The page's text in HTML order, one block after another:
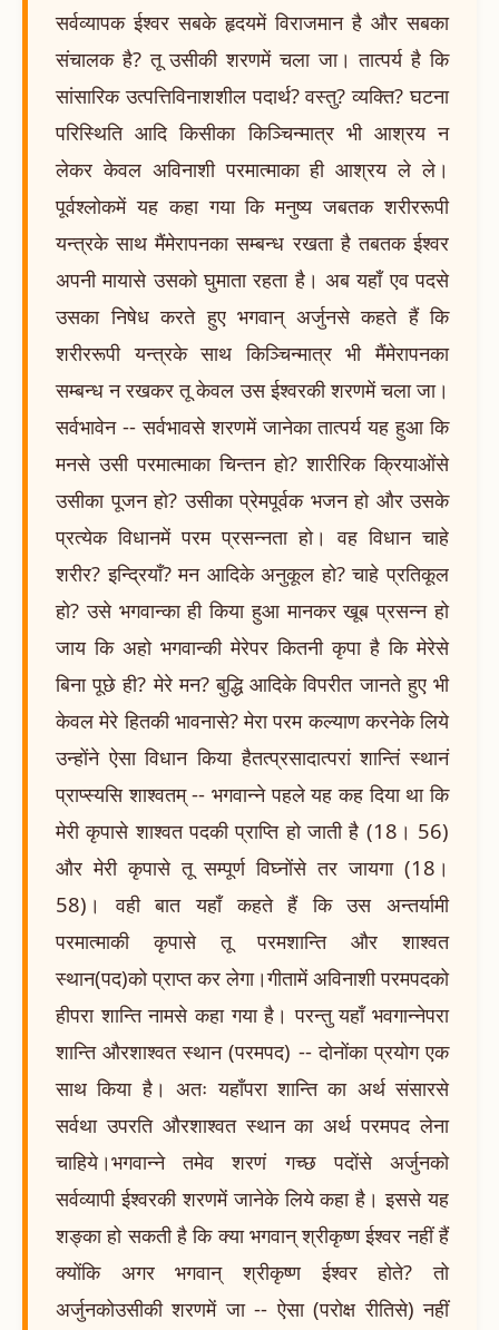
सर्वव्यापक ईश्वर सबके हृदयमें विराजमान है और सबका
संचालक है? तू उसीकी शरणमें चला जा। तात्पर्य है कि
सांसारिक उत्पत्तिविनाशशील पदार्थ? वस्तु? व्यक्ति? घटना
परिस्थिति आदि किसीका किञ्चिन्मात्र भी आश्रय न
लेकर केवल अविनाशी परमात्माका ही आश्रय ले ले।
पूर्वश्लोकमें यह कहा गया कि मनुष्य जबतक शरीररूपी
यन्त्रके साथ मैंमेरापनका सम्बन्ध रखता है तबतक ईश्वर
अपनी मायासे उसको घुमाता रहता है। अब यहाँ एव पदसे
उसका निषेध करते हुए भगवान् अर्जुनसे कहते हैं कि
शरीररूपी यन्त्रके साथ किञ्चिन्मात्र भी मैंमेरापनका
सम्बन्ध न रखकर तू केवल उस ईश्वरकी शरणमें चला जा।
सर्वभावेन -- सर्वभावसे शरणमें जानेका तात्पर्य यह हुआ कि
मनसे उसी परमात्माका चिन्तन हो? शारीरिक क्रियाओंसे
उसीका पूजन हो? उसीका प्रेमपूर्वक भजन हो और उसके
प्रत्येक विधानमें परम प्रसन्नता हो। वह विधान चाहे
शरीर? इन्द्रियाँ? मन आदिके अनुकूल हो? चाहे प्रतिकूल
हो? उसे भगवान्का ही किया हुआ मानकर खूब प्रसन्न हो
जाय कि अहो भगवान्की मेरेपर कितनी कृपा है कि मेरेसे
बिना पूछे ही? मेरे मन? बुद्धि आदिके विपरीत जानते हुए भी
केवल मेरे हितकी भावनासे? मेरा परम कल्याण करनेके लिये
उन्होंने ऐसा विधान किया हैतत्प्रसादात्परां शान्तिं स्थानं
प्राप्स्यसि शाश्वतम् -- भगवान्ने पहले यह कह दिया था कि
मेरी कृपासे शाश्वत पदकी प्राप्ति हो जाती है (18। 56)
और मेरी कृपासे तू सम्पूर्ण विघ्नोंसे तर जायगा (18।
58)। वही बात यहाँ कहते हैं कि उस अन्तर्यामी
परमात्माकी कृपासे तू परमशान्ति और शाश्वत
स्थान(पद)को प्राप्त कर लेगा।गीतामें अविनाशी परमपदको
हीपरा शान्ति नामसे कहा गया है। परन्तु यहाँ भवगान्नेपरा
शान्ति औरशाश्वत स्थान (परमपद) -- दोनोंका प्रयोग एक
साथ किया है। अतः यहाँपरा शान्ति का अर्थ संसारसे
सर्वथा उपरति औरशाश्वत स्थान का अर्थ परमपद लेना
चाहिये।भगवान्ने तमेव शरणं गच्छ पदोंसे अर्जुनको
सर्वव्यापी ईश्वरकी शरणमें जानेके लिये कहा है। इससे यह
शङ्का हो सकती है कि क्या भगवान् श्रीकृष्ण ईश्वर नहीं हैं
क्योंकि अगर भगवान् श्रीकृष्ण ईश्वर होते? तो
अर्जुनकोउसीकी शरणमें जा -- ऐसा (परोक्ष रीतिसे) नहीं